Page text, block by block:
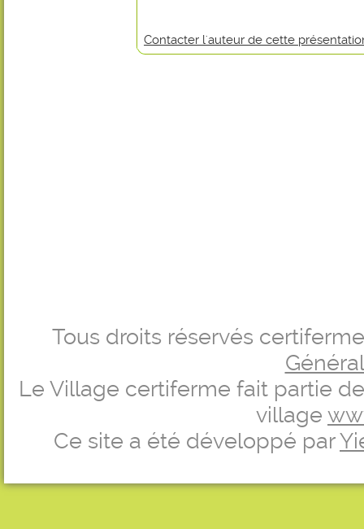
Contacter l'auteur de cette
Tous droits réservés
Le Village certiferme fait partie
village
Ce site a été développé par